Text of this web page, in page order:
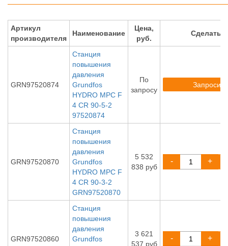
Артикул
производителя
Наименование
Цена,
руб.
Сделать
GRN97520874
Станция
повышения
давления
Grundfos
HYDRO MPC F
4 CR 90-5-2
97520874
По
запросу
GRN97520870
Станция
повышения
давления
Grundfos
HYDRO MPC F
4 CR 90-3-2
GRN97520870
5 532
838 руб
- +
GRN97520860
Станция
повышения
давления
Grundfos
3 621
537 руб
- +